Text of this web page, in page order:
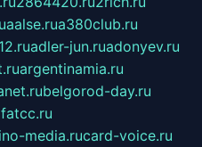
aalse.rua380club.ru
adler-jun.ruadonyev.ru
argentinamia.ru
belgorod-day.ru
media.rucard-voice.ru